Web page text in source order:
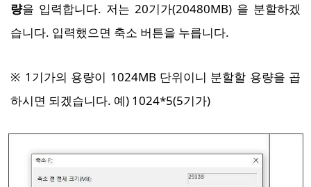
량을 입력합니다. 저는 20기가(20480MB) 을 분할하겠
습니다. 입력했으면 축소 버튼을 누릅니다.
※ 1기가의 용량이 1024MB 단위이니 분할할 용량을 곱
하시면 되겠습니다. 예) 1024*5(5기가)